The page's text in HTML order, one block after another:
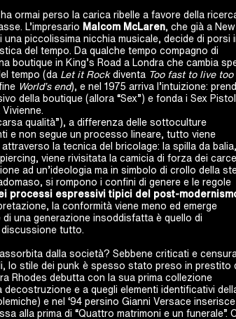
ormai perso la carica ribelle a favore della
L’impresario Malcom McLaren , che già a New
piccolissima nicchia musicale, decide di porsi
del tempo. Da qualche tempo compagno di
boutique in King’s Road a Londra che cambia
tempo (da Let it Rockdiventa Too fast to live too
World’s end), e nel 1975 arriva l’intuizione:
della boutique (allora “Sex”) e fonda i Sex
qualità”), a differenza delle sottoculture
e non segue un processo lineare, tutto viene
la tecnica del bricolage: la spilla da
viene rivisitata la camicia di forza dei
ad un’ideologia ma in simbolo di crollo della
si rompono i confini di genere e le regole
processi espressivi tipici del post-
la conformità viene meno ed emerge
di una generazione insoddisfatta è quello di
tutto.
dalla società? Sebbene criticati e
lo stile dei punk è spesso stato preso in prestito
Rhodes debutta con la sua prima collezione
decostruzione e a quegli elementi identificativi
e nel ‘94 persino Gianni Versace inserisce
alla prima di “Quattro matrimoni e un funerale”.